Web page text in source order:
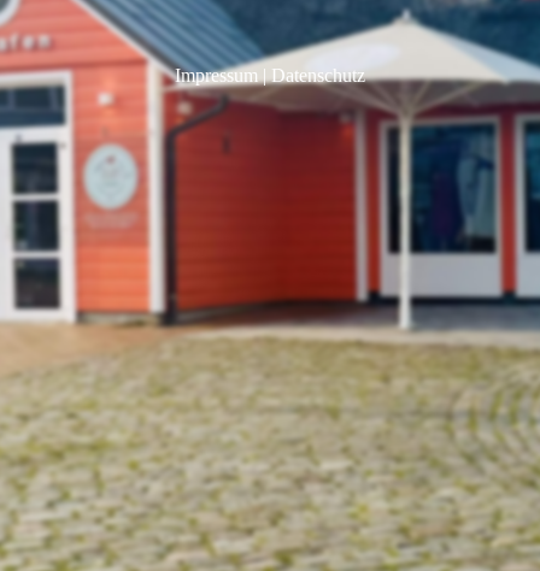
Impressum | Datenschutz